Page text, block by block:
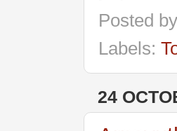
Posted
Labels:
24